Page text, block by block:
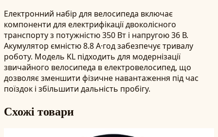
Електронний набір для велосипеда включає
компоненти для електрифікації двоколісного
транспорту з потужністю 350 Вт і напругою 36 В.
Акумулятор ємністю 8.8 А·год забезпечує тривалу
роботу. Модель KL підходить для модернізації
звичайного велосипеда в електровелосипед, що
дозволяє зменшити фізичне навантаження під час
поїздок і збільшити дальність пробігу.
Схожі товари